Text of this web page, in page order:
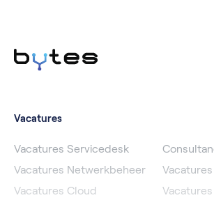
Vacatures
Vacatures Servicedesk
Vacatures Netwerkbeheer
Vacatures Cloud